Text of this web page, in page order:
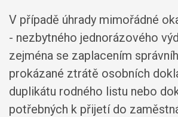
V případě úhrady mimořádné
- nezbytného jednorázového
zejména se zaplacením
prokázané ztrátě osobních
duplikátu rodného listu nebo
potřebných k přijetí do